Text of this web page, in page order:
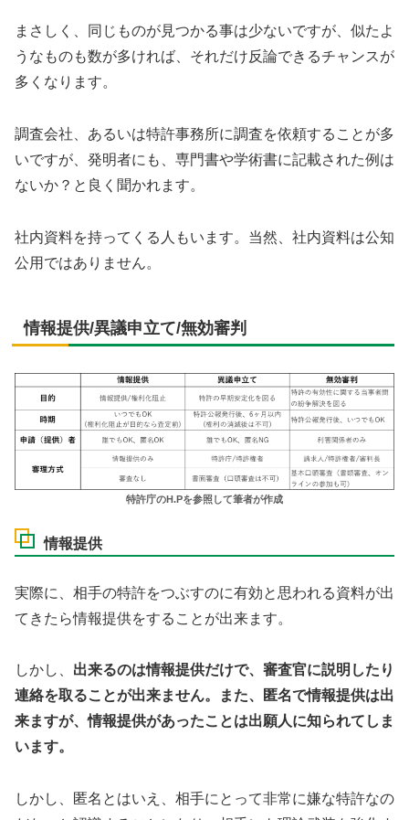
まさしく、同じものが見つかる事は少ないですが、似たよ
うなものも数が多ければ、それだけ反論できるチャンスが
多くなります。
調査会社、あるいは特許事務所に調査を依頼することが多
いですが、発明者にも、専門書や学術書に記載された例は
ないか？と良く聞かれます。
社内資料を持ってくる人もいます。当然、社内資料は公知
公用ではありません。
情報提供/異議申立て/無効審判
特許庁のH.Pを参照して筆者が作成
情報提供
実際に、相手の特許をつぶすのに有効と思われる資料が出
てきたら情報提供をすることが出来ます。
しかし、 出来るのは情報提供だけで、審査官に説明したり
連絡を取ることが出来ません。また、匿名で情報提供は出
来ますが、情報提供があったことは出願人に知られてしま
います。
しかし、匿名とはいえ、相手にとって非常に嫌な特許なの